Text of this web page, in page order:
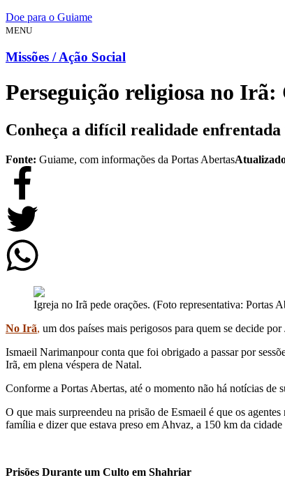
Doe para o Guiame
MENU
Missões / Ação Social
Perseguição religiosa no Irã:
Conheça a difícil realidade
Fonte: Guiame, com informações da Portas Abertas
Igreja no Irã pede orações. (Foto representativa: Portas
No Irã, um dos países mais perigosos para quem se decide
Ismaeil Narimanpour conta que foi obrigado a passar por
Irã, em plena véspera de Natal.
Conforme a Portas Abertas, até o momento não há notícias de
O que mais surpreendeu na prisão de Esmaeil é que os
família e dizer que estava preso em Ahvaz, a 150 km da
Prisões Durante um Culto em Shahriar